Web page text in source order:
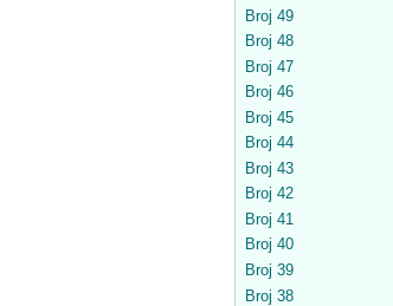
Broj 49
Broj 48
Broj 47
Broj 46
Broj 45
Broj 44
Broj 43
Broj 42
Broj 41
Broj 40
Broj 39
Broj 38